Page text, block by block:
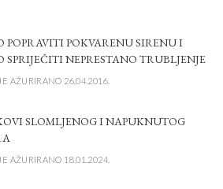
POPRAVITI POKVARENU SIRENU I
SPRIJEČITI NEPRESTANO TRUBLJENJE
AŽURIRANO 26.04.2016.
SLOMLJENOG I NAPUKNUTOG
AŽURIRANO 18.01.2024.